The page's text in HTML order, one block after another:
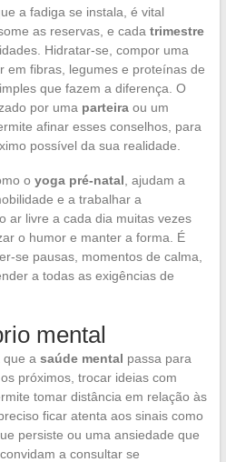
a fadiga se instala, é vital
as reservas, e cada trimestre
Hidratar-se, compor uma
em fibras, legumes e proteínas de
que fazem a diferença. O
por uma parteiraou um
afinar esses conselhos, para
possível da sua realidade.
o yoga pré-natal , ajudam a
e a trabalhar a
ar livre a cada dia muitas vezes
o humor e manter a forma. É
se pausas, momentos de calma,
a todas as exigências de
mental
que a saúde mental passa para
próximos, trocar ideias com
tomar distância em relação às
ficar atenta aos sinais como
persiste ou uma ansiedade que
a consultar se